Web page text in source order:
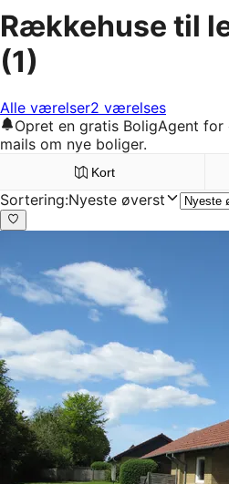
Rækkehuse til
(1)
Alle værelser2 værelses
Opret en gratis BoligAgent
mails om nye boliger.
Kort
Sortering:Nyeste øverst